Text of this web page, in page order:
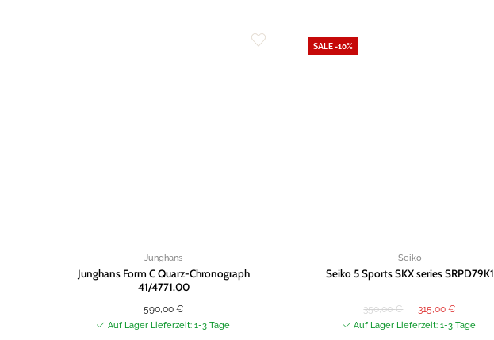
Junghans
Junghans Form C Quarz-Chronograph
41/4771.00
590,00 €
Auf Lager Lieferzeit: 1-3 Tage
SALE -10%
Seiko
Seiko 5 Sports SKX series SRPD79K1
350,00€ Ursprünglicher
Preis
war:
350,00 €
315,00 €Aktueller
ist:
315,00 €.
Auf Lager Lieferzeit: 1-3 Tage